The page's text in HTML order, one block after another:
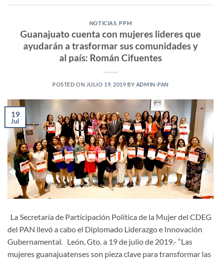
NOTICIAS PPM
Guanajuato cuenta con mujeres lideres que
ayudarán a trasformar sus comunidades y
al país: Román Cifuentes
POSTED ON JULIO 19, 2019 BY ADMIN-PAN
19
Jul
La Secretaría de Participación Política de la Mujer del CDEG
del PAN llevó a cabo el Diplomado Liderazgo e Innovación
Gubernamental. León, Gto. a 19 de julio de 2019.- “Las
mujeres guanajuatenses son pieza clave para transformar las